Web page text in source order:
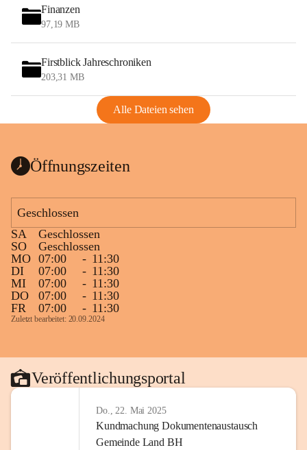
Finanzen
97,19 MB
Firstblick Jahreschroniken
203,31 MB
Alle Dateien sehen
Öffnungszeiten
Geschlossen
SA
Geschlossen
SO
Geschlossen
MO 07:00 - 11:30
DI
07:00 - 11:30
MI
07:00 - 11:30
DO
07:00 - 11:30
FR
07:00 - 11:30
Zuletzt bearbeitet: 20.09.2024
Veröffentlichungsportal
Do., 22. Mai 2025
Kundmachung Dokumentenaustausch
Gemeinde Land BH